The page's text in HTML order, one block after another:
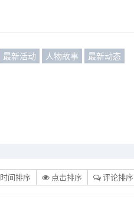
最新活动 人物故事
最新动态
时间排序 点击排序 评论排序